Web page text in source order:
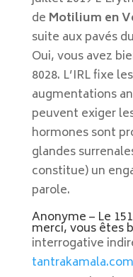
de Motilium en
suite aux pavés
Oui, vous avez
8028. L’IRL fixe
augmentations
peuvent exiger
hormones sont
glandes
constitue) un
parole.
Anonyme – Le
merci, vous êtes
interrogative
tantrakamala.com